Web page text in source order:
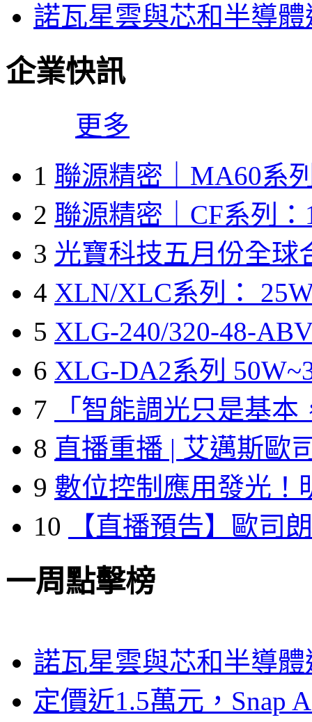
諾瓦星雲與芯和半導
企業快訊
更多
1 聯源精密｜MA60系
2 聯源精密｜CF系列：
3 光寶科技五月份全球
4 XLN/XLC系列：
5 XLG-240/320-48-
6 XLG-DA2系列
7
「智能調光只是基本
8 直播重播 | 艾邁斯歐
9 數位控制應用發光！
10
【直播預告】歐司
一周點擊榜
諾瓦星雲與芯和半導
定價近1.5萬元，Snap